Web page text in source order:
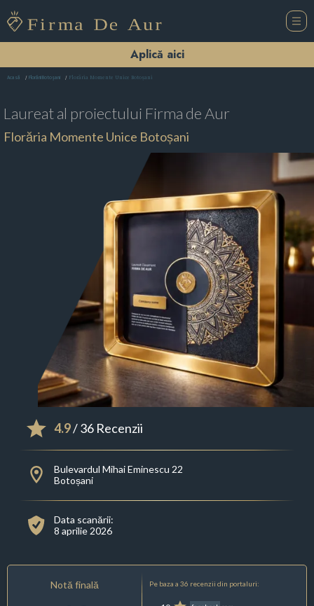
Aplică aici
Acasă Florării Botoşani Florăria Momente Unice Botoșani
Laureat al proiectului Firma de Aur
Florăria Momente Unice Botoșani
4.9/ 36 Recenzii
Bulevardul Mihai Eminescu 22
Botoșani
Data scanării:
8 aprilie 2026
Notă finală Pe baza a 36 recenzii din portaluri: